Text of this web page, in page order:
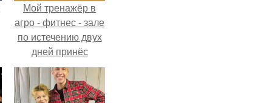
Мой тренажёр в
агро - фитнес - зале
по истечению двух
дней принёс
ощутимый
результат.